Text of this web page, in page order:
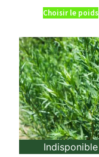
Choisir le poids
Indisponible